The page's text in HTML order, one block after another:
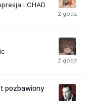
i CHAD
pozbawiony